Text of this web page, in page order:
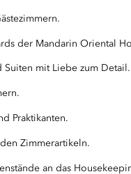
der Mandarin Oriental
mit Liebe zum Detail.
Praktikanten.
Zimmerartikeln.
an das